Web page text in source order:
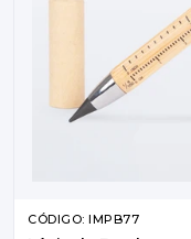
CÓDIGO: IMPB77